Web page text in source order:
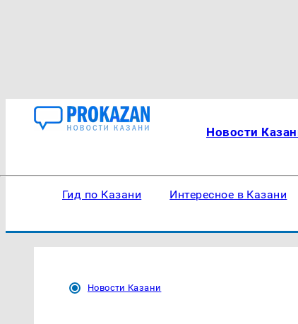
Новости
Гид по Казани Интересное в Казани
Новости Казани